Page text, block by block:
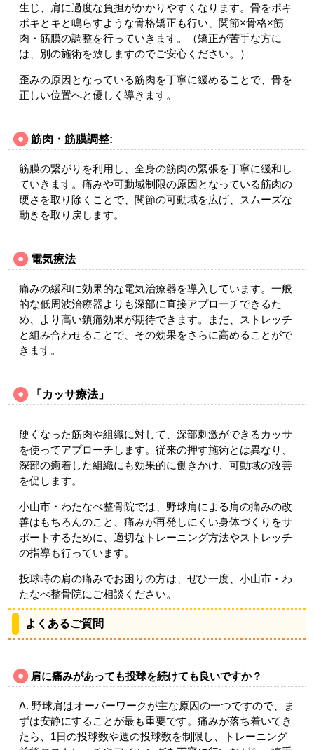
生じ、肩に過度な負担がかかりやすくなります。骨をポキ
ポキとキと鳴らすような骨格矯正も行い、関節×骨格×筋
肉・筋膜の調整を行っていきます。（矯正が苦手な方に
は、別の施術を致しますのでご安心ください。）
歪みの原因となっている筋肉を丁寧に緩めることで、骨を
正しい位置へと優しく導きます。
筋肉・筋膜調整:
筋膜の繋がりを利用し、全身の筋肉の緊張を丁寧に緩和し
ていきます。痛みや可動域制限の原因となっている筋肉の
硬さを取り除くことで、関節の可動域を広げ、スムーズな
動きを取り戻します。
電気療法
痛みの緩和に効果的な電気治療器を導入しています。一般
的な低周波治療器よりも深部に直接アプローチできるた
め、より高い鎮痛効果が期待できます。また、ストレッチ
と組み合わせることで、その効果をさらに高めることがで
きます。
「カッサ療法」
硬くなった筋肉や組織に対して、深部刺激ができるカッサ
を使ってアプローチします。従来の押す施術とは異なり、
深部の癒着した組織にも効果的に働きかけ、可動域の改善
を促します。
小山市・わたなべ整骨院では、野球肩による肩の痛みの改
善はもちろんのこと、痛みが再発しにくい身体づくりをサ
ポートするために、適切なトレーニング方法やストレッチ
の指導も行っています。
投球時の肩の痛みでお困りの方は、ぜひ一度、小山市・わ
たなべ整骨院にご相談ください。
よくあるご質問
肩に痛みがあっても投球を続けても良いですか？
A. 野球肩はオーバーワークが主な原因の一つですので、ま
ずは安静にすることが最も重要です。痛みが落ち着いてき
たら、1日の投球数や週の投球数を制限し、トレーニング